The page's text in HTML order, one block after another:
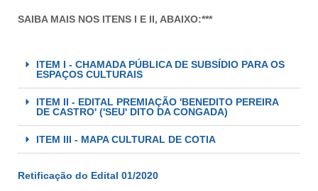
SAIBA MAIS NOS ITENS I E II, ABAIXO:***
ITEM I - CHAMADA PÚBLICA DE SUBSÍDIO PARA OS
ESPAÇOS CULTURAIS
ITEM II - EDITAL PREMIAÇÃO 'BENEDITO PEREIRA
DE CASTRO' ('SEU' DITO DA CONGADA)
ITEM III - MAPA CULTURAL DE COTIA
Retificação do Edital 01/2020